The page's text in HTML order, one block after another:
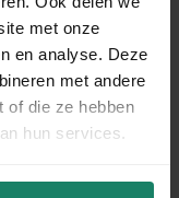
met onze
en analyse. Deze
met andere
of die ze hebben
hun services.